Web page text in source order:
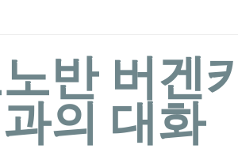
반 버겐
의 대화